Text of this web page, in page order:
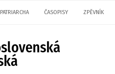
PATRIARCHA ČASOPISY ZPĚVNÍK